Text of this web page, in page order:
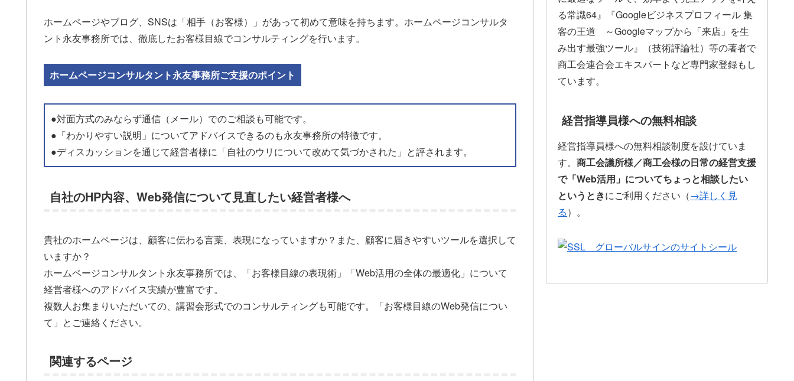
ホームページやブログ、SNSは「相手（お客様）」があって初めて意味を持ちます。ホームページコンサルタ
ント永友事務所では、徹底したお客様目線でコンサルティングを行います。
ホームページコンサルタント永友事務所ご支援のポイント
●対面方式のみならず通信（メール）でのご相談も可能です。
●「わかりやすい説明」についてアドバイスできるのも永友事務所の特徴です。
●ディスカッションを通じて経営者様に「自社のウリについて改めて気づかされた」と評されます。
自社のHP内容、Web発信について見直したい経営者様へ
貴社のホームページは、顧客に伝わる言葉、表現になっていますか？また、顧客に届きやすいツールを選択して
いますか？
ホームページコンサルタント永友事務所では、「お客様目線の表現術」「Web活用の全体の最適化」について
経営者様へのアドバイス実績が豊富です。
複数人お集まりいただいての、講習会形式でのコンサルティングも可能です。「お客様目線のWeb発信につい
て」とご連絡ください。
関連するページ
る常識64』『Googleビジネスプロフィール 集
客の王道 ～Googleマップから「来店」を生
み出す最強ツール』（技術評論社）等の著者で
商工会連合会エキスパートなど専門家登録もし
ています。
経営指導員様への無料相談
経営指導員様への無料相談制度を設けていま
す。 商工会議所様／商工会様の日常の経営支援
で「Web活用」についてちょっと相談したい
というときにご利用ください（→詳しく見
る）。